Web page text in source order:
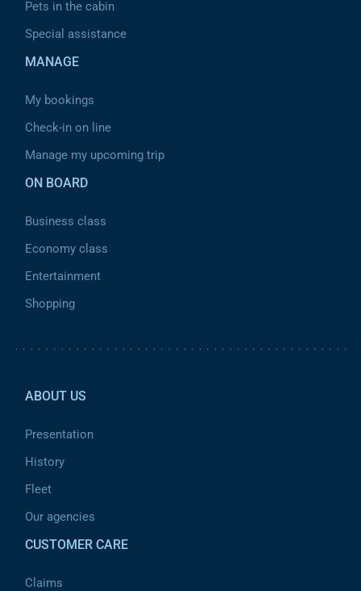
Pets in the cabin
Special assistance
MANAGE
My bookings
Check-in on line
Manage my upcoming trip
ON BOARD
Business class
Economy class
Entertainment
Shopping
ABOUT US
Presentation
History
Fleet
Our agencies
CUSTOMER CARE
Claims